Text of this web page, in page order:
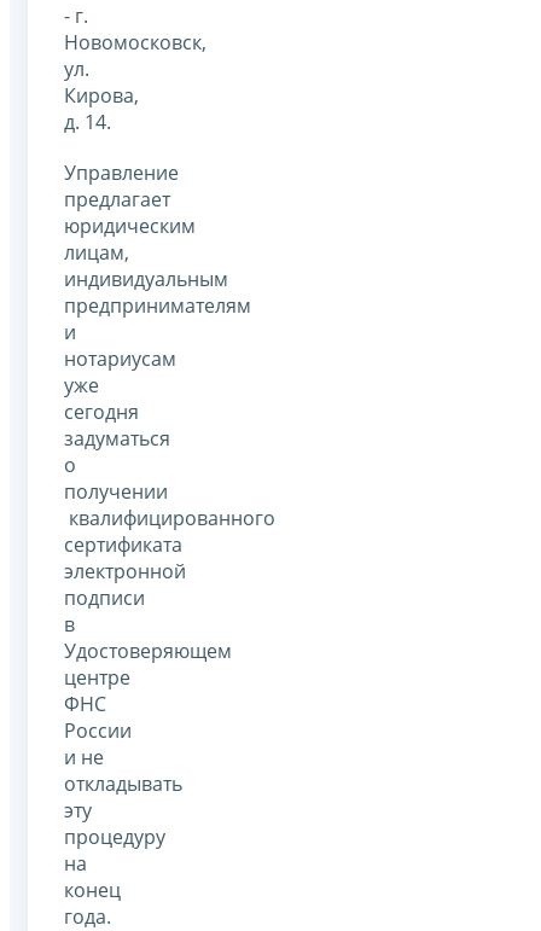
- г.
Новомосковск,
ул.
Кирова,
д. 14.
Управление
предлагает
юридическим
лицам,
индивидуальным
предпринимателям
и
нотариусам
уже
сегодня
задуматься
о
получении
квалифицированного
сертификата
электронной
подписи
в
Удостоверяющем
центре
ФНС
России
и не
откладывать
эту
процедуру
на
конец
года.